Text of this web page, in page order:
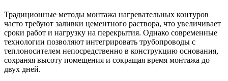
Традиционные методы монтажа нагревательных контуров
часто требуют заливки цементного раствора, что увеличивает
сроки работ и нагрузку на перекрытия. Однако современные
технологии позволяют интегрировать трубопроводы с
теплоносителем непосредственно в конструкцию основания,
сохраняя высоту помещения и сокращая время монтажа до
двух дней.